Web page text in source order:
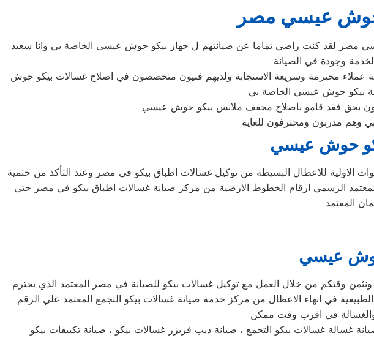
حوش عيسي مصر
مصر لقد كنت راضي تماما عن صيانتهم ل جهاز بيكو حوش عيسي الخاصة بي وانا سعيد
وجودة في الصيانة
محترمة وسريعة الاستجابة ولديهم فنيون متخصصون في اصلاح غسالات بيكو حوش
بيكو حوش عيسي الخاصة بي
بحق فقد قامو باصلاح مجفف ملابس بيكو حوش عيسي
مدربون ومحترفون للغاية
حوش عيسي
الاولية للاعطال البسيطة من توكيل غسالات اطباق بيكو في مصر وعند التأكد من حتمية
الرسمي ارقام الخطوط الارضية من مركز صيانة غسالات اطباق بيكو في مصر حتي
حوش عيسي
وقتكم من خلال العمل مع توكيل غسالات بيكو للصيانة في مصر المعتمد الذي يحترم
في انهاء الاعطال من مركز خدمة صيانة غسالات بيكو التجمع المعتمد علي الرقم
والغسالة في اقرب وقت ممكن